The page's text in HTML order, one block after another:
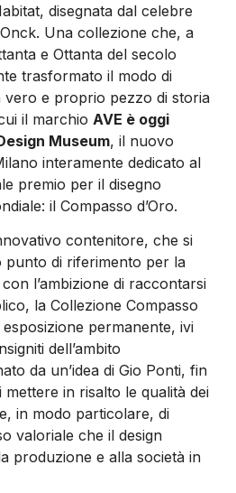
disegnata dal celebre
Una collezione che, a
e Ottanta del secolo
trasformato il modo di
vero e proprio pezzo di storia
il marchio AVE è oggi
Museum, il nuovo
interamente dedicato al
premio per il disegno
il Compasso d’Oro.
contenitore, che si
punto di riferimento per la
l’ambizione di raccontarsi
la Collezione Compasso
permanente, ivi
dell’ambito
da un’idea di Gio Ponti, fin
in risalto le qualità dei
in modo particolare, di
valoriale che il design
produzione e alla società in